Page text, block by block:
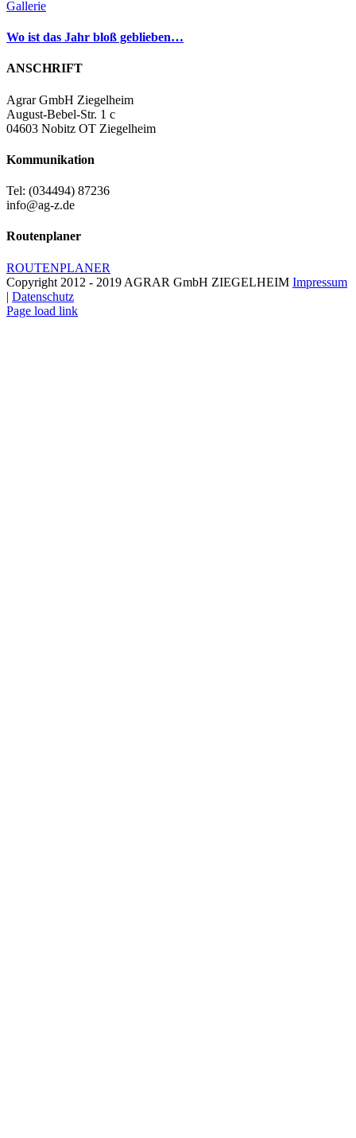
Gallerie
Wo ist das Jahr bloß geblieben…
ANSCHRIFT
Agrar GmbH Ziegelheim
August-Bebel-Str. 1 c
04603 Nobitz OT Ziegelheim
Kommunikation
Tel: (034494) 87236
info@ag-z.de
Routenplaner
ROUTENPLANER
Copyright 2012 - 2019 AGRAR GmbH ZIEGELHEIM Impressum
| Datenschutz
Page load link